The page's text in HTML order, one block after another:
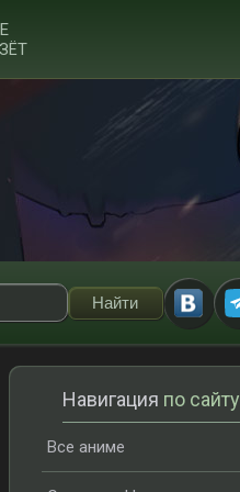
Навигация по сайту
Все аниме